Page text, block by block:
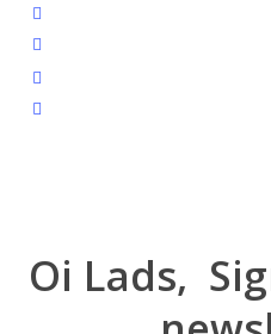
facebook
instagram
tiktok
trustpilot
Oi Lads,